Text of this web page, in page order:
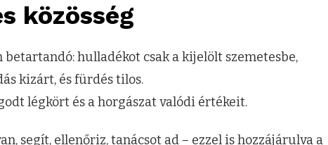
közösség
hulladékot csak a kijelölt szemetesbe,
kizárt, és fürdés tilos.
légkört és a horgászat valódi értékeit.
segít, ellenőriz, tanácsot ad – ezzel is hozzájárulva a